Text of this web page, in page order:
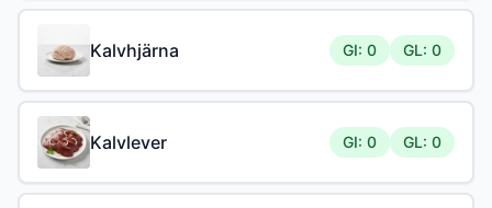
Kalvhjärna GI: 0 GL: 0
Kalvlever GI: 0 GL: 0